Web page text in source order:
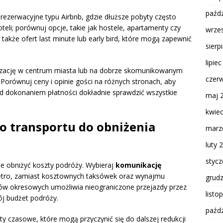
typu Airbnb, gdzie dłuższe pobyty często
porównuj opcje, takie jak hostele, apartamenty czy
ofert last minute lub early bird, które mogą zapewnić
w centrum miasta lub na dobrze skomunikowanym
ceny i opinie gości na różnych stronach, aby
płatności dokładnie sprawdzić wszystkie
transportu do obniżenia
obniżyć koszty podróży. Wybieraj komunikację
zamiast kosztownych taksówek oraz wynajmu
okresowych umożliwia nieograniczone przejazdy przez
budżet podróży.
czasowe, które mogą przyczynić się do dalszej redukcji
maj
luty